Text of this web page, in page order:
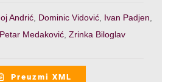
Andrić Dominic Vidović Ivan Padjen
Petar Medaković, Zrinka Biloglav
Preuzmi XML